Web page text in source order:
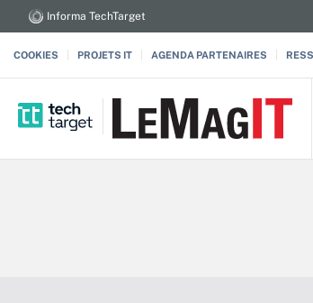
Informa TechTarget
COOKIES PROJETS IT AGENDA PARTENAIRES